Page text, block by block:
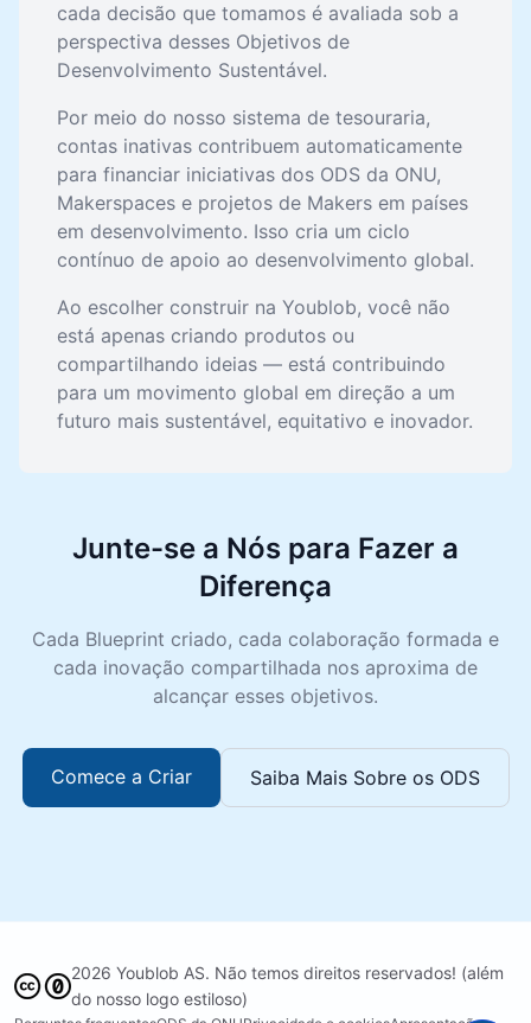
cada decisão que tomamos é avaliada sob a
perspectiva desses Objetivos de
Desenvolvimento Sustentável.
Por meio do nosso sistema de tesouraria,
contas inativas contribuem automaticamente
para financiar iniciativas dos ODS da ONU,
Makerspaces e projetos de Makers em países
em desenvolvimento. Isso cria um ciclo
contínuo de apoio ao desenvolvimento global.
Ao escolher construir na Youblob, você não
está apenas criando produtos ou
compartilhando ideias — está contribuindo
para um movimento global em direção a um
futuro mais sustentável, equitativo e inovador.
Junte-se a Nós para Fazer a
Diferença
Cada Blueprint criado, cada colaboração formada e
cada inovação compartilhada nos aproxima de
alcançar esses objetivos.
Comece a Criar Saiba Mais Sobre os ODS
2026 Youblob AS. Não temos direitos reservados! (além
do nosso logo estiloso)